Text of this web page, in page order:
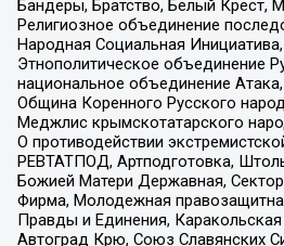
Бандеры, Братство, Белый Крест,
Религиозное объединение
Народная Социальная Инициатива,
Этнополитическое объединение
национальное объединение
Община Коренного Русского
Меджлис крымскотатарского
О противодействии
РЕВТАТПОД, Артподготовка,
Божией Матери Державная,
Фирма, Молодежная
Правды и Единения, Каракольская
Автоград Крю, Союз Славянских